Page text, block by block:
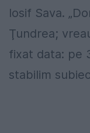
Iosif Sava.
Ţundrea;
fixat data: pe
stabilim